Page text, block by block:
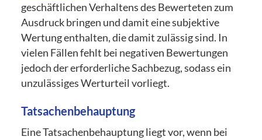
geschäftlichen Verhaltens des Bewerteten zum
Ausdruck bringen und damit eine subjektive
Wertung enthalten, die damit zulässig sind. In
vielen Fällen fehlt bei negativen Bewertungen
jedoch der erforderliche Sachbezug, sodass ein
unzulässiges Werturteil vorliegt.
Tatsachenbehauptung
Eine Tatsachenbehauptung liegt vor, wenn bei